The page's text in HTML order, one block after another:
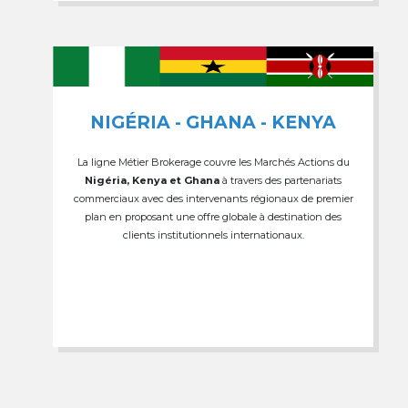
NIGÉRIA - GHANA - KENYA
La ligne Métier Brokerage couvre les Marchés Actions du
Nigéria, Kenya et Ghana à travers des partenariats
commerciaux avec des intervenants régionaux de premier
plan en proposant une offre globale à destination des
clients institutionnels internationaux.